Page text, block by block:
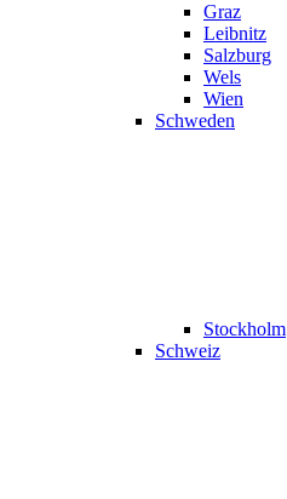
Graz
Leibnitz
Salzburg
Wels
Wien
Schweden
Stockholm
Schweiz